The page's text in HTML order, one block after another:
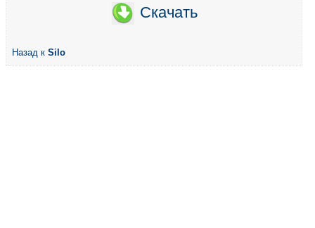
Скачать
Назад к Silo